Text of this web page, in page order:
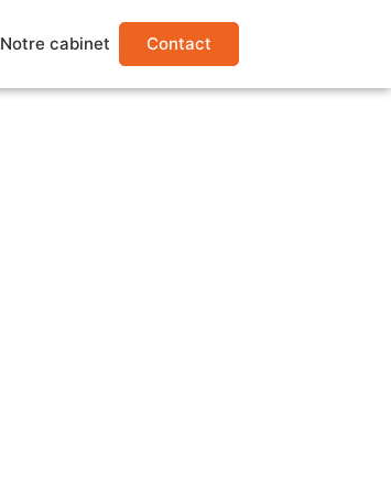
Notre cabinet Contact